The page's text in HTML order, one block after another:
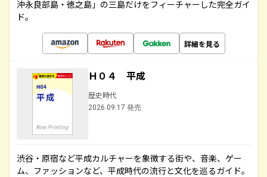
沖永良部島・徳之島」の三島だけをフィーチャーした完全ガイ
ド。
詳細を見る
Ｈ０４ 平成
歴史時代
2026.09.17 発売
渋谷・原宿など平成カルチャーを象徴する街や、音楽、ゲー
ム、ファッションなど、平成時代の流行と文化を巡るガイド。